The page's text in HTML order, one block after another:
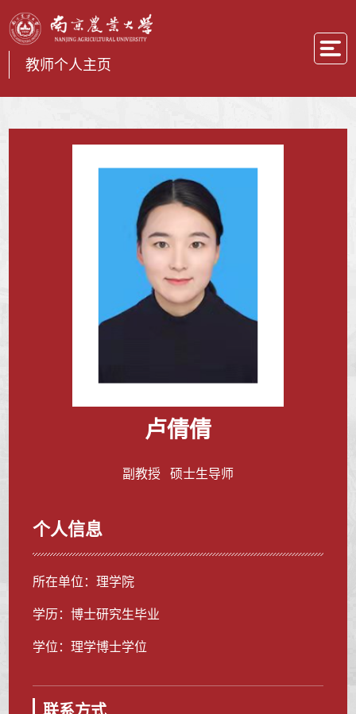
教师个人主页
卢倩倩
副教授 硕士生导师
个人信息
所在单位：理学院
学历：博士研究生毕业
学位：理学博士学位